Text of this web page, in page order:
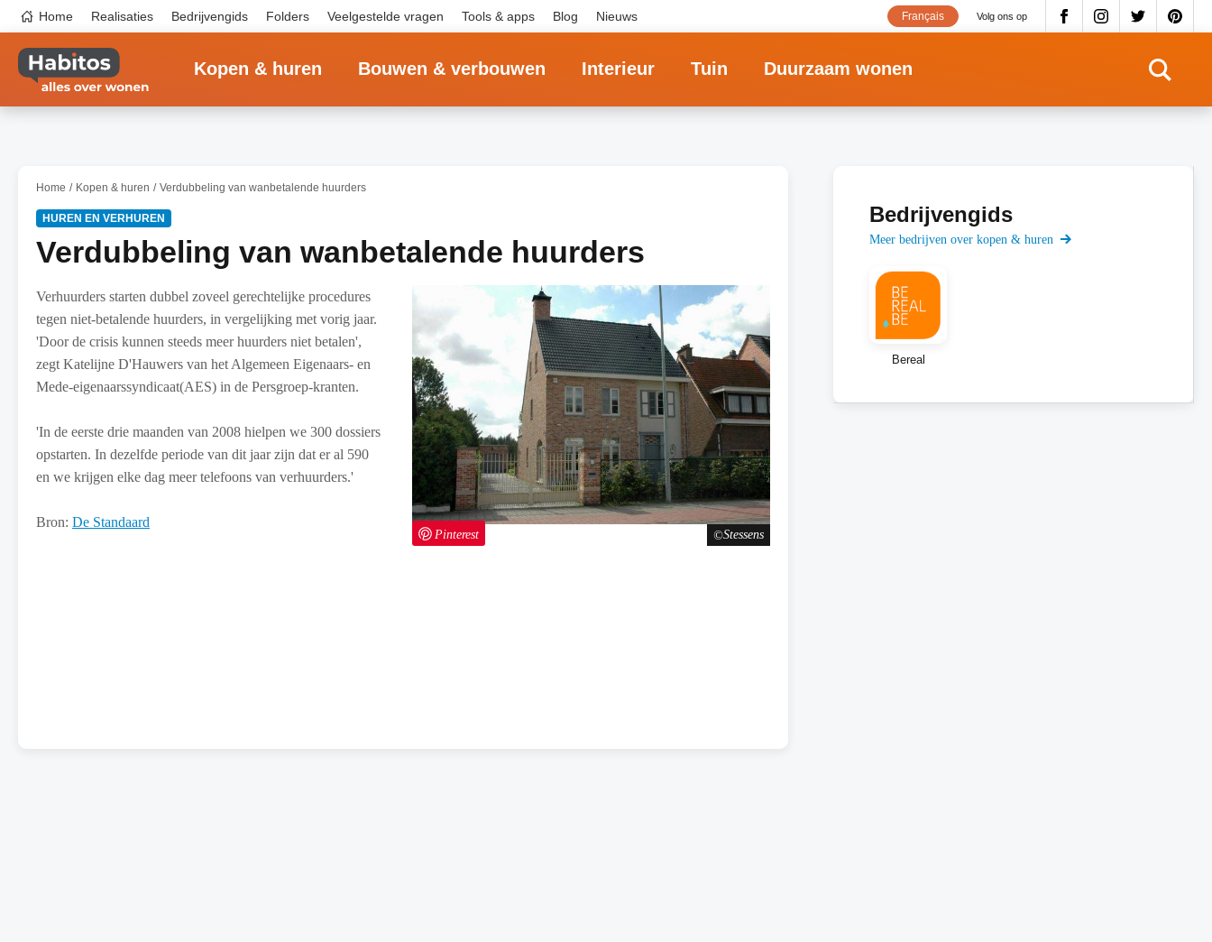
naar
inhoud
gaan
Top
navigation
Home Realisaties Bedrijvengids Folders Veelgestelde vragen Tools & apps Blog Nieuws Volg ons op
Français
Kopen & huren Bouwen & verbouwen Interieur Tuin Duurzaam wonen
Home Kopen & huren Verdubbeling van wanbetalende huurders
HUREN EN VERHUREN
Verdubbeling van wanbetalende huurders
Stessens
Pinterest
Verhuurders starten dubbel zoveel gerechtelijke procedures
tegen niet-betalende huurders, in vergelijking met vorig jaar.
'Door de crisis kunnen steeds meer huurders niet betalen',
zegt Katelijne D'Hauwers van het Algemeen Eigenaars- en
Mede-eigenaarssyndicaat(AES) in de Persgroep-kranten.
'In de eerste drie maanden van 2008 hielpen we 300 dossiers
opstarten. In dezelfde periode van dit jaar zijn dat er al 590
en we krijgen elke dag meer telefoons van verhuurders.'
Bron: De Standaard
Bedrijvengids
Meer bedrijven over kopen & huren
Bereal